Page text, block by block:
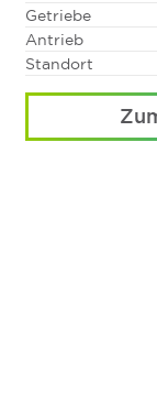
Getriebe
Antrieb
Standort